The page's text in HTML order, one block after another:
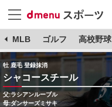
MLB ゴルフ 高校野球
牡 鹿毛 登録抹消
シャコースチール
父:ラシアンルーブル
母:ダンサーズミサキ